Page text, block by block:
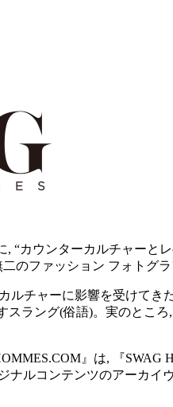
, “カウンターカルチャー
のファッション フォトグラ
ルチャーに影響を受けて
スラング(俗語)。実のとこ
』は, 『
ナルコンテンツのアーカ